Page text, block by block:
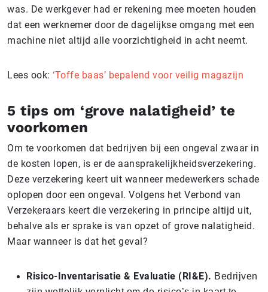
was. De werkgever had er rekening mee moeten houden
dat een werknemer door de dagelijkse omgang met een
machine niet altijd alle voorzichtigheid in acht neemt.
Lees ook: ‘Toffe baas’ bepalend voor veilig magazijn
5 tips om ‘grove nalatigheid’ te
voorkomen
Om te voorkomen dat bedrijven bij een ongeval zwaar in
de kosten lopen, is er de aansprakelijkheidsverzekering.
Deze verzekering keert uit wanneer medewerkers schade
oplopen door een ongeval. Volgens het Verbond van
Verzekeraars keert die verzekering in principe altijd uit,
behalve als er sprake is van opzet of grove nalatigheid.
Maar wanneer is dat het geval?
Risico-Inventarisatie & Evaluatie (RI&E). Bedrijven